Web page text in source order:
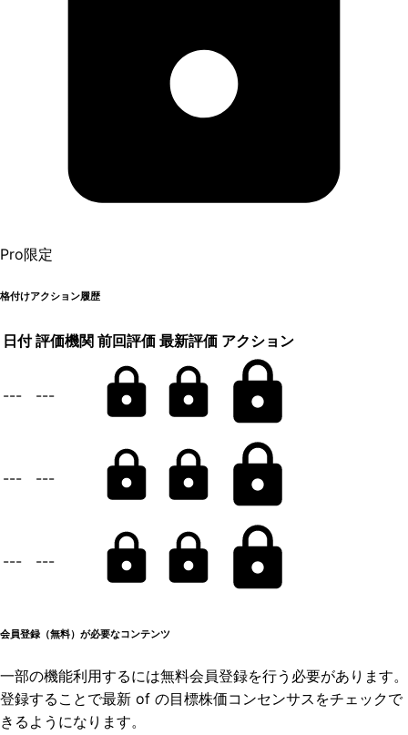
Pro限定
格付けアクション履歴
日付 評価機関 前回評価 最新評価 アクション
--- ---
--- ---
--- ---
会員登録（無料）が必要なコンテンツ
一部の機能利用するには無料会員登録を行う必要があります。
登録することで最新 of の目標株価コンセンサスをチェックで
きるようになります。